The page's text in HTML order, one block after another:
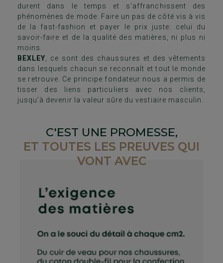
durent dans le temps et s'affranchissent des
phénomènes de mode. Faire un pas de côté vis à vis
de la fast-fashion et payer le prix juste: celui du
savoir-faire et de la qualité des matières, ni plus ni
moins.
BEXLEY , ce sont des chaussures et des vêtements
dans lesquels chacun se reconnaît et tout le monde
se retrouve. Ce principe fondateur nous a permis de
tisser des liens particuliers avec nos clients,
jusqu'à devenir la valeur sûre du vestiaire masculin.
C'EST UNE PROMESSE,
ET TOUTES LES PREUVES QUI
VONT AVEC